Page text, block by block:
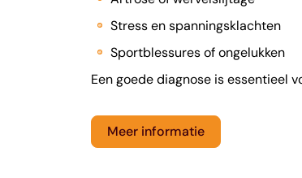
Stress en spanningsklachten
Sportblessures of ongelukken
Een goede diagnose is essentieel
Meer informatie